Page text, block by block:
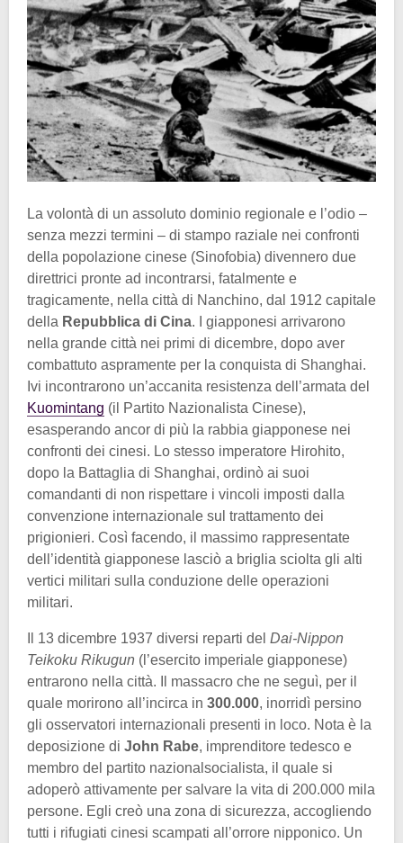
La volontà di un assoluto dominio regionale e l’odio –
senza mezzi termini – di stampo raziale nei confronti
della popolazione cinese (Sinofobia) divennero due
direttrici pronte ad incontrarsi, fatalmente e
tragicamente, nella città di Nanchino, dal 1912 capitale
della Repubblica di Cina. I giapponesi arrivarono
nella grande città nei primi di dicembre, dopo aver
combattuto aspramente per la conquista di Shanghai.
Ivi incontrarono un’accanita resistenza dell’armata del
Kuomintang (il Partito Nazionalista Cinese),
esasperando ancor di più la rabbia giapponese nei
confronti dei cinesi. Lo stesso imperatore Hirohito,
dopo la Battaglia di Shanghai, ordinò ai suoi
comandanti di non rispettare i vincoli imposti dalla
convenzione internazionale sul trattamento dei
prigionieri. Così facendo, il massimo rappresentate
dell’identità giapponese lasciò a briglia sciolta gli alti
vertici militari sulla conduzione delle operazioni
militari.
Il 13 dicembre 1937 diversi reparti del Dai-Nippon
Teikoku Rikugun (l’esercito imperiale giapponese)
entrarono nella città. Il massacro che ne seguì, per il
quale morirono all’incirca in 300.000, inorridì persino
gli osservatori internazionali presenti in loco. Nota è la
deposizione di John Rabe, imprenditore tedesco e
membro del partito nazionalsocialista, il quale si
adoperò attivamente per salvare la vita di 200.000 mila
persone. Egli creò una zona di sicurezza, accogliendo
tutti i rifugiati cinesi scampati all’orrore nipponico. Un